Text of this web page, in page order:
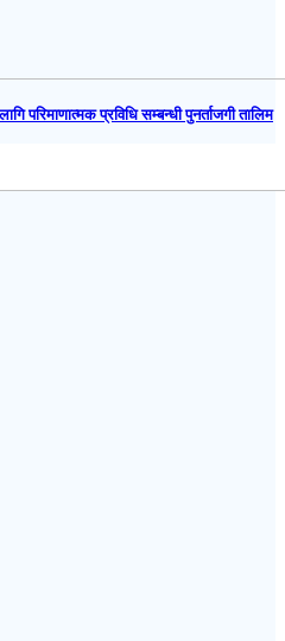
परिमाणात्मक प्रविधि सम्बन्धी पुनर्ताजगी तालिम